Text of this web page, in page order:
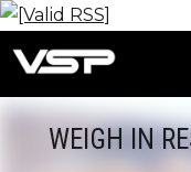
WEIGH IN